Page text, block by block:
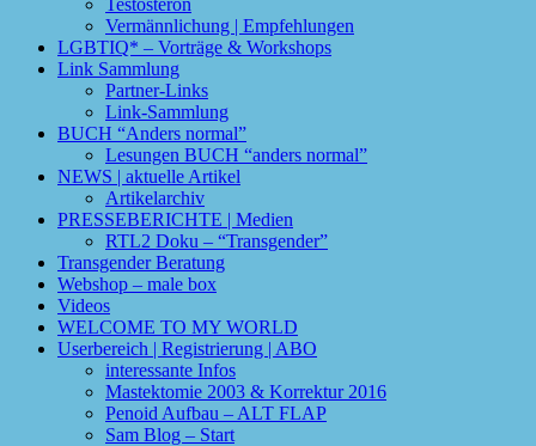
Vermännlichung | Empfehlungen
LGBTIQ* – Vorträge & Workshops
Link Sammlung
Partner-Links
Link-Sammlung
BUCH “Anders normal”
Lesungen BUCH “anders normal”
NEWS | aktuelle Artikel
Artikelarchiv
PRESSEBERICHTE | Medien
RTL2 Doku – “Transgender”
Transgender Beratung
Webshop – male box
Videos
WELCOME TO MY WORLD
Userbereich | Registrierung | ABO
interessante Infos
Mastektomie 2003 & Korrektur 2016
Penoid Aufbau – ALT FLAP
Sam Blog – Start